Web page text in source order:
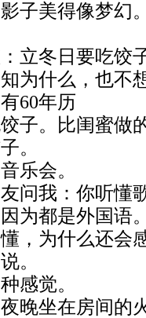
子美得像梦幻
立冬日要吃饺子
为什么，也不
60年历
子。比闺蜜做
。
乐会。
问我：你听懂
为都是外国语。
，为什么还会
。
感觉。
晚坐在房间的